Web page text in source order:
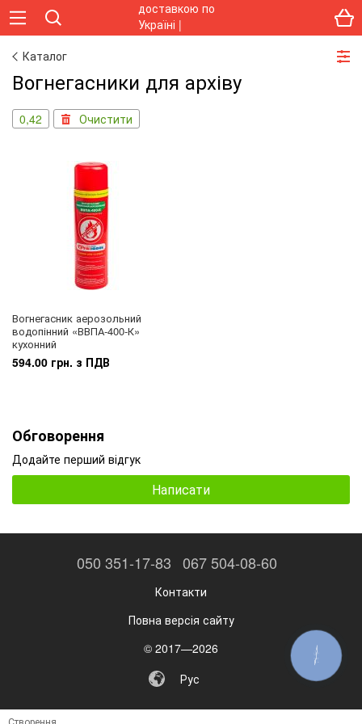
Каталог
Вогнегасники для архіву
0,42 Очистити
Вогнегасник аерозольний
водопінний «ВВПА-400-К»
кухонний
594.00 грн. з ПДВ
Обговорення
Додайте перший відгук
Написати
050 351-17-83 067 504-08-60
Контакти
Повна версія сайту
© 2017—2026
Рус
Створення
КНОПКА
ЗВ'ЯЗКУ